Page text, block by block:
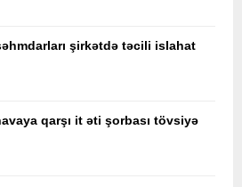
şirkətdə təcili islahat
qarşı it əti şorbası tövsiyə